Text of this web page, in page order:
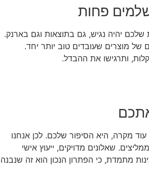
פחות
שלכם יהיה נגיש, גם בתוצאות וגם בארנק.
של מוצרים שעובדים טוב יותר יחד.
ותרגישו את ההבדל.
מקרה, היא הסיפור שלכם. לכן אנחנו
שאלונים מדויקים, ייעוץ אישי
מתמדת, כי הפתרון הנכון הוא זה שנבנה